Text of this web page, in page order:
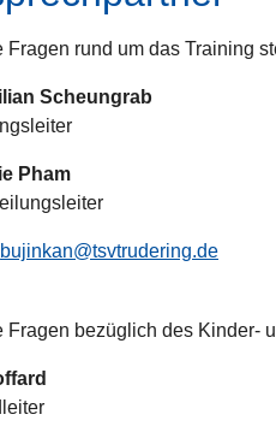
Fragen rund um das Training
Scheungrab
Pham
bujinkan@tsvtrudering.de
Fragen bezüglich des Kinder-